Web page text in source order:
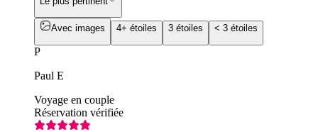
Avec images 4+ étoiles 3 étoiles < 3 étoiles
P
Paul E
Voyage en couple
Réservation vérifiée